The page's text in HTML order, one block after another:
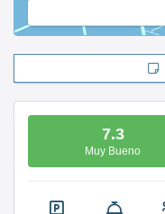
7.3
Muy Bueno